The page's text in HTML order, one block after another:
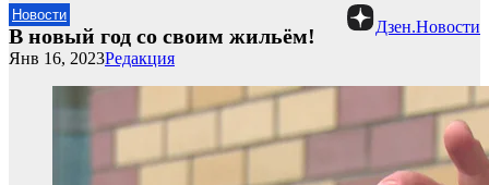
Новости
Дзен.Новости
В новый год со своим жильём!
Редакция
Янв 16, 2023